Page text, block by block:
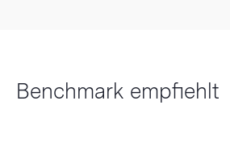
Benchmark empfiehlt